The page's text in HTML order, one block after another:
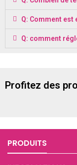
Q: Comment est
Q: comment
Profitez des
PRODUITS